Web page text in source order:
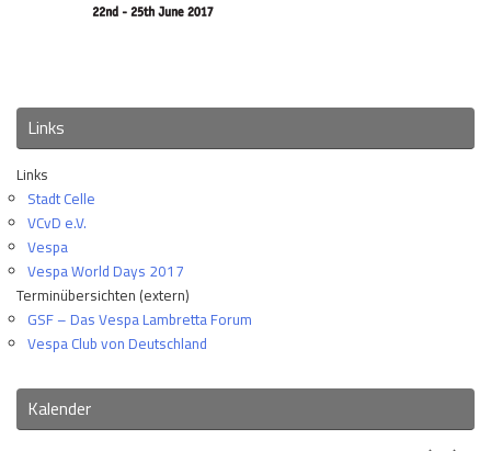
Links
Links
Stadt Celle
VCvD e.V.
Vespa
Vespa World Days 2017
Terminübersichten (extern)
GSF – Das Vespa Lambretta Forum
Vespa Club von Deutschland
Kalender